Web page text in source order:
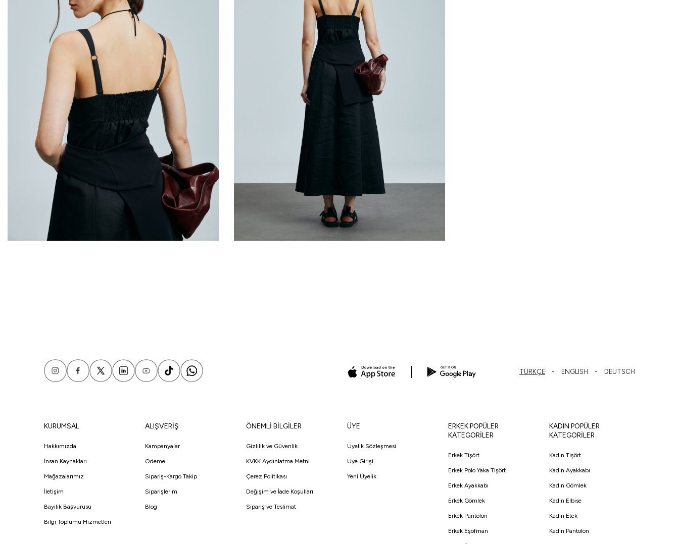
TÜRKÇE ENGLISH DEUTSCH
KURUMSAL
Hakkımızda
İnsan Kaynakları
Mağazalarımız
İletişim
Bayilik Başvurusu
Bilgi Toplumu Hizmetleri
ALIŞVERİŞ
Kampanyalar
Ödeme
Sipariş-Kargo Takip
Siparişlerim
Blog
ÖNEMLİ BİLGİLER
Gizlilik ve Güvenlik
KVKK Aydınlatma Metni
Çerez Politikası
Değişim ve İade Koşulları
Sipariş ve Teslimat
ÜYE
Üyelik Sözleşmesi
Üye Girişi
Yeni Üyelik
ERKEK POPÜLER
KATEGORİLER
Erkek Tişört
Erkek Polo Yaka Tişört
Erkek Ayakkabı
Erkek Gömlek
Erkek Pantolon
Erkek Eşofman
KADIN POPÜLER
KATEGORİLER
Kadın Tişört
Kadın Ayakkabı
Kadın Gömlek
Kadın Elbise
Kadın Etek
Kadın Pantolon